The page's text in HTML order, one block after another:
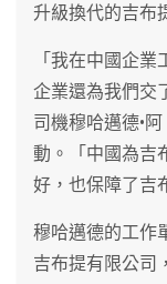
升級換代的吉布
「我在中國企
企業還為我們交
司機穆哈邁德•
動。「中國為吉
好，也保障了吉
穆哈邁德的工作
吉布提有限公司